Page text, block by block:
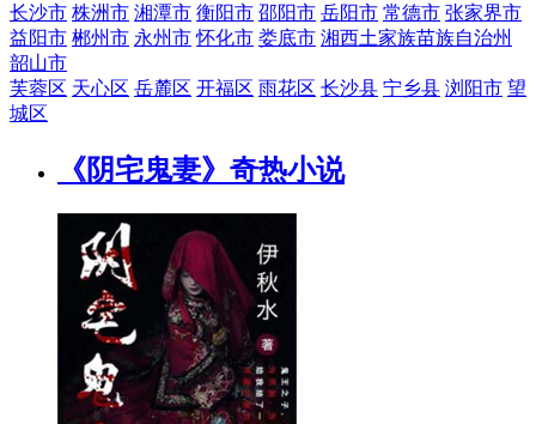
长沙市 株洲市 湘潭市 衡阳市 邵阳市 岳阳市 常德市 张家界市
益阳市 郴州市 永州市 怀化市 娄底市 湘西土家族苗族自治州
韶山市
芙蓉区 天心区 岳麓区 开福区 雨花区 长沙县 宁乡县 浏阳市 望
城区
《阴宅鬼妻》奇热小说